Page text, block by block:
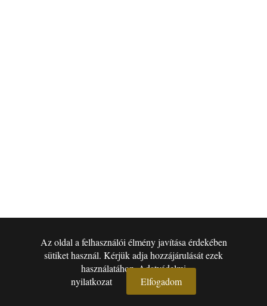
Az oldal a felhasználói élmény javítása érdekében
sütiket használ. Kérjük adja hozzájárulását ezek
használatához.Adatvédelmi
nyilatkozat
Elfogadom
▾